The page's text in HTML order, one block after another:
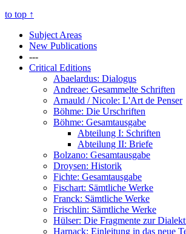
to top ↑
Subject Areas
New Publications
---
Critical Editions
Abaelardus: Dialogus
Andreae: Gesammelte Schriften
Arnauld / Nicole: L'Art de Penser
Böhme: Die Urschriften
Böhme: Gesamtausgabe
Abteilung I: Schriften
Abteilung II: Briefe
Bolzano: Gesamtausgabe
Droysen: Historik
Fichte: Gesamtausgabe
Fischart: Sämtliche Werke
Franck: Sämtliche Werke
Frischlin: Sämtliche Werke
Hülser: Die Fragmente zur
Harnack: Einleitung in das neue